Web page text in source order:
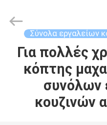
ΣΠΊΤΙ
ΠΡΟΪΌΝΤΑ
Trading
Co.,Ltd..
Reserved.
Σύνολα εργαλείων
Για πολλές
κόπτης
συνόλων
κουζινών